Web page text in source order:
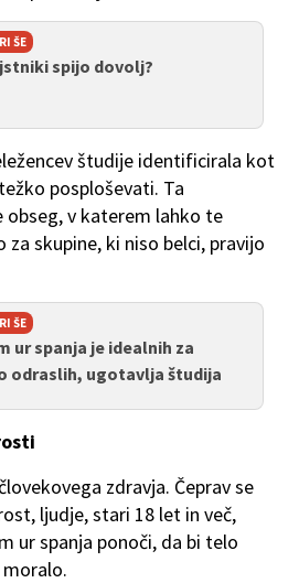
ŠE
spijo dovolj?
študije identificirala kot
posploševati. Ta
v katerem lahko te
skupine, ki niso belci, pravijo
ŠE
ur spanja je idealnih za
odraslih, ugotavlja študija
zdravja. Čeprav se
ljudje, stari 18 let in več,
ur spanja ponoči, da bi telo